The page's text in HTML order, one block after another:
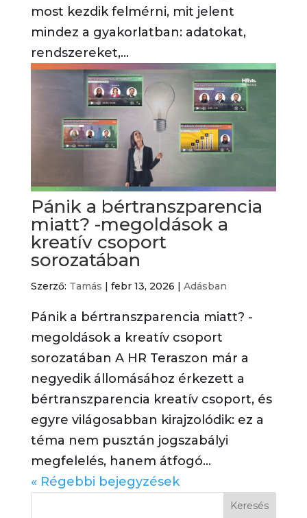
most kezdik felmérni, mit jelent
mindez a gyakorlatban: adatokat,
rendszereket,...
Pánik a bértranszparencia
miatt? -megoldások a
kreatív csoport
sorozatában
Szerző: Tamás febr 13, 2026 Adásban
Pánik a bértranszparencia miatt? -
megoldások a kreatív csoport
sorozatában A HR Teraszon már a
negyedik állomásához érkezett a
bértranszparencia kreatív csoport, és
egyre világosabban kirajzolódik: ez a
téma nem pusztán jogszabályi
megfelelés, hanem átfogó...
« Régebbi bejegyzések
Keresés